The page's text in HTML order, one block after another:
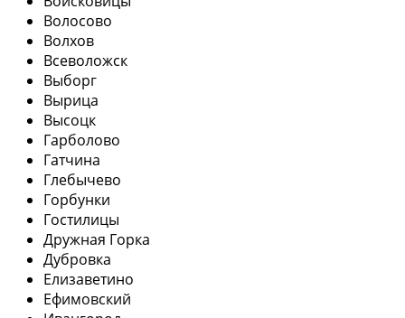
Волосово
Волхов
Всеволожск
Выборг
Вырица
Высоцк
Гарболово
Гатчина
Глебычево
Горбунки
Гостилицы
Дружная Горка
Дубровка
Елизаветино
Ефимовский